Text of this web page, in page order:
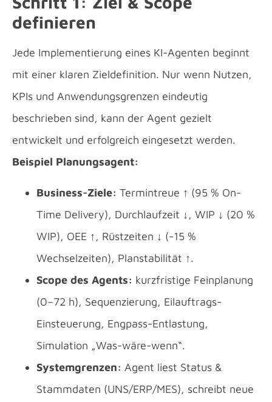
definieren
Jede Implementierung eines KI-Agenten beginnt
mit einer klaren Zieldefinition. Nur wenn Nutzen,
KPIs und Anwendungsgrenzen eindeutig
beschrieben sind, kann der Agent gezielt
entwickelt und erfolgreich eingesetzt werden.
Beispiel Planungsagent:
Business-Ziele: Termintreue ↑ (95 % On-
Time Delivery), Durchlaufzeit ↓, WIP ↓ (20 %
WIP), OEE ↑, Rüstzeiten ↓ (-15 %
Wechselzeiten), Planstabilität ↑.
Scope des Agents: kurzfristige Feinplanung
(0–72 h), Sequenzierung, Eilauftrags-
Einsteuerung, Engpass-Entlastung,
Simulation „Was-wäre-wenn“.
Systemgrenzen: Agent liest Status &
Stammdaten (UNS/ERP/MES), schreibt neue